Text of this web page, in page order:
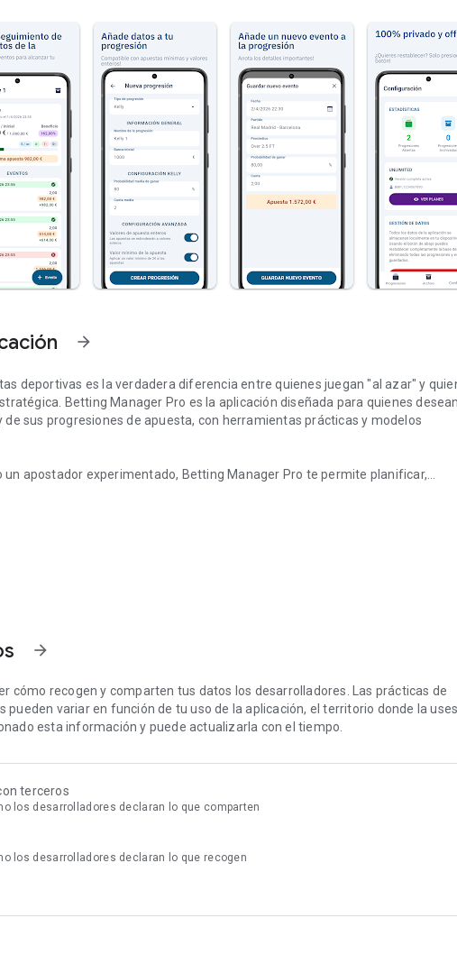
arrow_forward
deportivas es la verdadera diferencia entre quienes juegan "al azar" y
Betting Manager Pro es la aplicación diseñada para quienes desean
sus progresiones de apuesta, con herramientas prácticas y modelos
un apostador experimentado, Betting Manager Pro te permite planificar,
de stake probados como Masaniello, Kelly, D'Alembert, Martingala y
arrow_forward
cómo recogen y comparten tus datos los desarrolladores. Las prácticas de
pueden variar en función de tu uso de la aplicación, el territorio donde la
esta información y puede actualizarla con el tiempo.
terceros
los desarrolladores declaran lo que comparten
los desarrolladores declaran lo que recogen